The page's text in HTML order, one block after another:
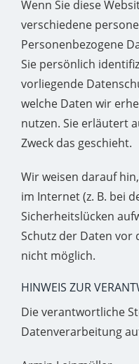
Wenn Sie diese
verschiedene
Personenbezogene
Sie persönlich
vorliegende
welche Daten wir
nutzen. Sie erläutert
Zweck das geschieht.
Wir weisen darauf
im Internet (z. B. bei
Sicherheitslücken
Schutz der Daten
nicht möglich.
HINWEIS ZUR
Die verantwortliche
Datenverarbeitung